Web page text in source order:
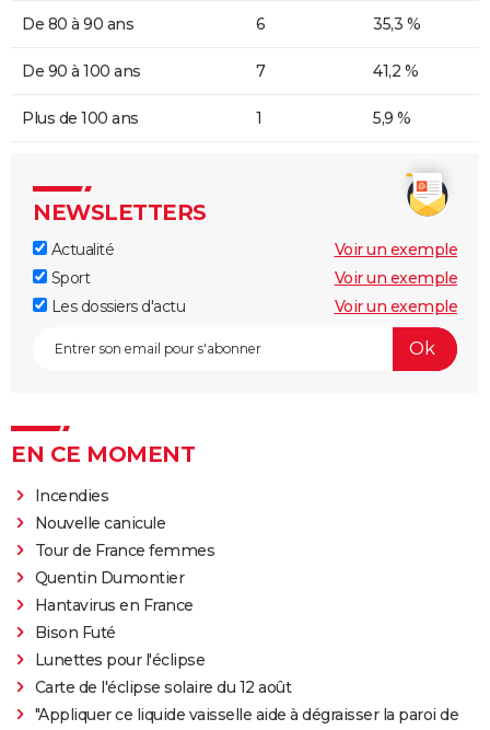
De 80 à 90 ans 6 35,3 %
De 90 à 100 ans 7 41,2 %
Plus de 100 ans 1 5,9 %
NEWSLETTERS
Actualité
Voir un exemple
Sport
Voir un exemple
Les dossiers d'actu
Voir un exemple
EN CE MOMENT
Incendies
Nouvelle canicule
Tour de France femmes
Quentin Dumontier
Hantavirus en France
Bison Futé
Lunettes pour l'éclipse
Carte de l'éclipse solaire du 12 août
"Appliquer ce liquide vaisselle aide à dégraisser la paroi de